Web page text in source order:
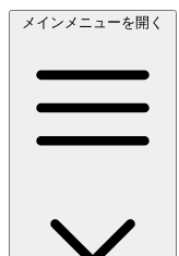
メインメニューを開く